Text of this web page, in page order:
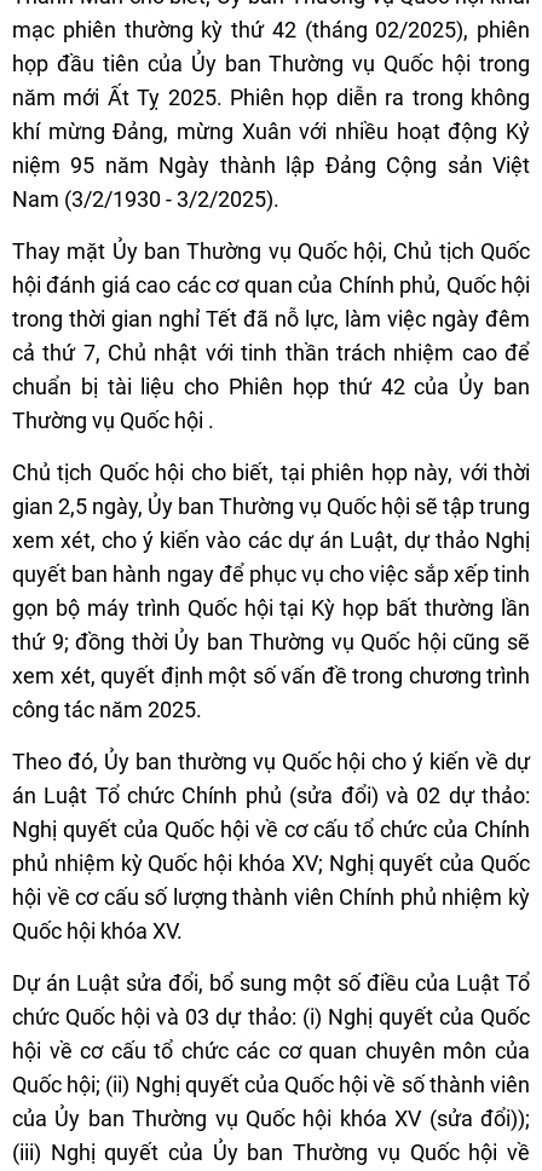
mạc phiên thường kỳ thứ 42 (tháng 02/2025), phiên
họp đầu tiên của Ủy ban Thường vụ Quốc hội trong
năm mới Ất Tỵ 2025. Phiên họp diễn ra trong không
khí mừng Đảng, mừng Xuân với nhiều hoạt động Kỷ
niệm 95 năm Ngày thành lập Đảng Cộng sản Việt
Nam (3/2/1930 - 3/2/2025).
Thay mặt Ủy ban Thường vụ Quốc hội, Chủ tịch Quốc
hội đánh giá cao các cơ quan của Chính phủ, Quốc hội
trong thời gian nghỉ Tết đã nỗ lực, làm việc ngày đêm
cả thứ 7, Chủ nhật với tinh thần trách nhiệm cao để
chuẩn bị tài liệu cho Phiên họp thứ 42 của Ủy ban
Thường vụ Quốc hội .
Chủ tịch Quốc hội cho biết, tại phiên họp này, với thời
gian 2,5 ngày, Ủy ban Thường vụ Quốc hội sẽ tập trung
xem xét, cho ý kiến vào các dự án Luật, dự thảo Nghị
quyết ban hành ngay để phục vụ cho việc sắp xếp tinh
gọn bộ máy trình Quốc hội tại Kỳ họp bất thường lần
thứ 9; đồng thời Ủy ban Thường vụ Quốc hội cũng sẽ
xem xét, quyết định một số vấn đề trong chương trình
công tác năm 2025.
Theo đó, Ủy ban thường vụ Quốc hội cho ý kiến về dự
án Luật Tổ chức Chính phủ (sửa đổi) và 02 dự thảo:
Nghị quyết của Quốc hội về cơ cấu tổ chức của Chính
phủ nhiệm kỳ Quốc hội khóa XV; Nghị quyết của Quốc
hội về cơ cấu số lượng thành viên Chính phủ nhiệm kỳ
Quốc hội khóa XV.
Dự án Luật sửa đổi, bổ sung một số điều của Luật Tổ
chức Quốc hội và 03 dự thảo: (i) Nghị quyết của Quốc
hội về cơ cấu tổ chức các cơ quan chuyên môn của
Quốc hội; (ii) Nghị quyết của Quốc hội về số thành viên
của Ủy ban Thường vụ Quốc hội khóa XV (sửa đổi));
(iii) Nghị quyết của Ủy ban Thường vụ Quốc hội về